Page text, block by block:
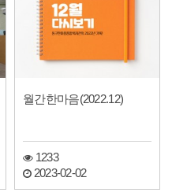
월간한마음(2022.12)
1233
2023-02-02